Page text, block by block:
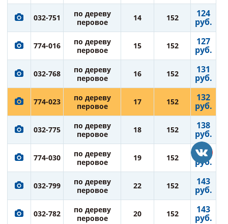
032-751
по дереву
перовое
14 152 124
руб.
774-016
по дереву
перовое
15 152 127
руб.
032-768
по дереву
перовое
16 152 131
руб.
774-023
по дереву
перовое
17 152 132
руб.
032-775
по дереву
перовое
18 152 138
руб.
774-030
по дереву
перовое
19 152 138
руб.
032-799
по дереву
перовое
22 152 143
руб.
032-782
по дереву
перовое
20 152 143
руб.